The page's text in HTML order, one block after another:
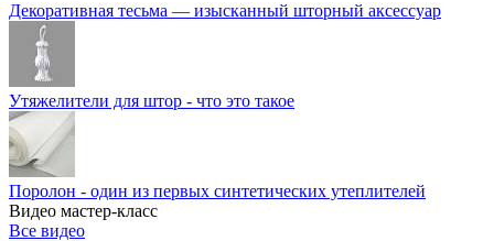
Декоративная тесьма — изысканный шторный аксессуар
Утяжелители для штор - что это такое
Поролон - один из первых синтетических утеплителей
Видео мастер-класс
Все видео